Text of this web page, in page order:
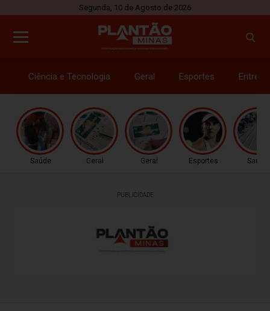
Segunda, 10 de Agosto de 2026
Ciência e Tecnologia Geral Esportes
Saúde Geral Geral Esportes Saúde
PUBLICIDADE